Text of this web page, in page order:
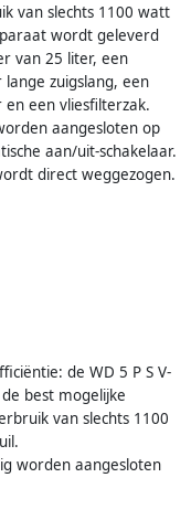
van slechts 1100 watt
wordt geleverd
van 25 liter, een
zuigslang, een
een vliesfilterzak.
aangesloten op
aan/uit-schakelaar.
direct weggezogen.
de WD 5 P S V-
best mogelijke
van slechts 1100
worden aangesloten